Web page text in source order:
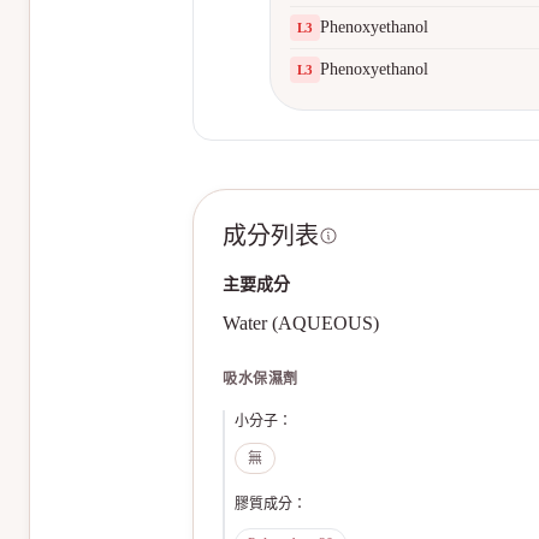
L3 Phenoxyethanol
L3 Phenoxyethanol
成分列表
主要成分
Water (AQUEOUS)
吸水保濕劑
小分子 ：
無
膠質成分 ：